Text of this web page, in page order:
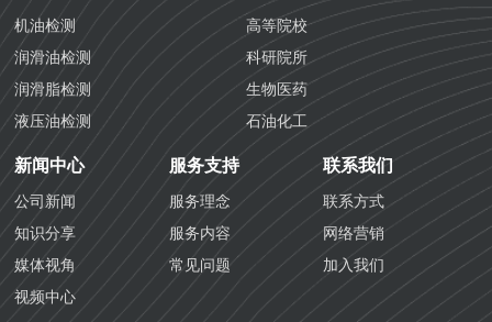
机油检测
润滑油检测
润滑脂检测
液压油检测
防冻液检测
防锈油检测
齿轮油检测
导热油检测
生物医药检测
国六汽油检测
高等院校
科研院所
生物医药
石油化工
化学工业
航空铁路
海关质检
生态环境
新闻中心
公司新闻
知识分享
媒体视角
视频中心
服务支持
服务理念
服务内容
常见问题
联系我们
联系方式
网络营销
加入我们